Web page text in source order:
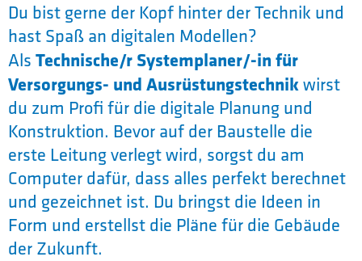
Du bist gerne der Kopf hinter der Technik und
hast Spaß an digitalen Modellen?
Als Technische/r Systemplaner/-in für
Versorgungs- und Ausrüstungstechnikwirst
du zum Profi für die digitale Planung und
Konstruktion. Bevor auf der Baustelle die
erste Leitung verlegt wird, sorgst du am
Computer dafür, dass alles perfekt berechnet
und gezeichnet ist. Du bringst die Ideen in
Form und erstellst die Pläne für die Gebäude
der Zukunft.